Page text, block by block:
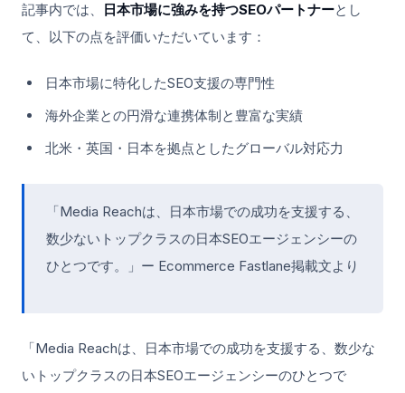
記事内では、 日本市場に強みを持つSEOパートナーとし
て、以下の点を評価いただいています：
日本市場に特化したSEO支援の専門性
海外企業との円滑な連携体制と豊富な実績
北米・英国・日本を拠点としたグローバル対応力
「Media Reachは、日本市場での成功を支援する、
数少ないトップクラスの日本SEOエージェンシーの
ひとつです。」ー Ecommerce Fastlane掲載文より
「Media Reachは、日本市場での成功を支援する、数少な
いトップクラスの日本SEOエージェンシーのひとつで